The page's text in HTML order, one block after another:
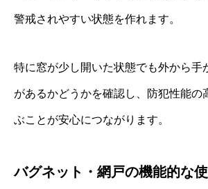
警戒されやすい状態を作れます。
特に窓が少し開いた状態でも外から手
があるかどうかを確認し、防犯性能の
ぶことが安心につながります。
バグネット・網戸の機能的な